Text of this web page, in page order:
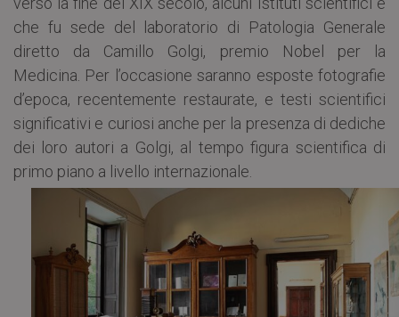
che fu sede del laboratorio di Patologia Generale
diretto da Camillo Golgi, premio Nobel per la
Medicina. Per l’occasione saranno esposte fotografie
d’epoca, recentemente restaurate, e testi scientifici
significativi e curiosi anche per la presenza di dediche
dei loro autori a Golgi, al tempo figura scientifica di
primo piano a livello internazionale.